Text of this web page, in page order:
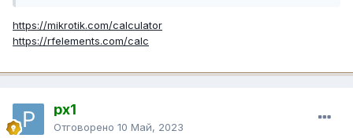
https://mikrotik.com/calculator
https://rfelements.com/calc
px1
Отговорено 10 Май, 2023